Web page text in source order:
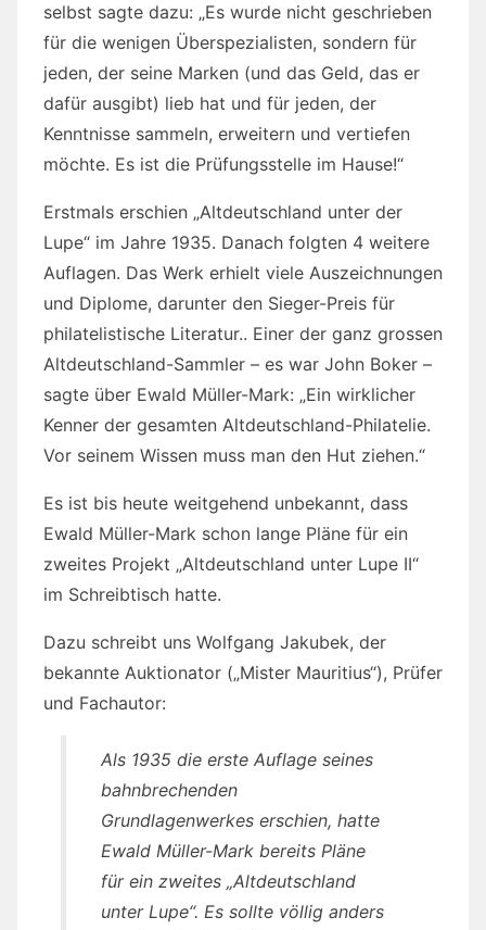
selbst sagte dazu: „Es wurde nicht geschrieben
für die wenigen Überspezialisten, sondern für
jeden, der seine Marken (und das Geld, das er
dafür ausgibt) lieb hat und für jeden, der
Kenntnisse sammeln, erweitern und vertiefen
möchte. Es ist die Prüfungsstelle im Hause!“
Erstmals erschien „Altdeutschland unter der
Lupe“ im Jahre 1935. Danach folgten 4 weitere
Auflagen. Das Werk erhielt viele Auszeichnungen
und Diplome, darunter den Sieger-Preis für
philatelistische Literatur.. Einer der ganz grossen
Altdeutschland-Sammler – es war John Boker –
sagte über Ewald Müller-Mark: „Ein wirklicher
Kenner der gesamten Altdeutschland-Philatelie.
Vor seinem Wissen muss man den Hut ziehen.“
Es ist bis heute weitgehend unbekannt, dass
Ewald Müller-Mark schon lange Pläne für ein
zweites Projekt „Altdeutschland unter Lupe II“
im Schreibtisch hatte.
Dazu schreibt uns Wolfgang Jakubek, der
bekannte Auktionator („Mister Mauritius“), Prüfer
und Fachautor:
Als 1935 die erste Auflage seines
bahnbrechenden
Grundlagenwerkes erschien, hatte
Ewald Müller-Mark bereits Pläne
für ein zweites „Altdeutschland
unter Lupe“. Es sollte völlig anders